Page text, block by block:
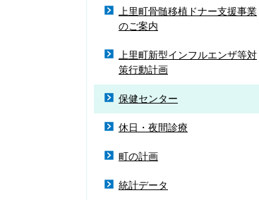
上里町骨髄移植ドナー支援事業
のご案内
上里町新型インフルエンザ等対
策行動計画
保健センター
休日・夜間診療
町の計画
統計データ